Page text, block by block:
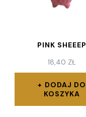
PINK SHEEEP
18,40 ZŁ
DODAJ DO
KOSZYKA